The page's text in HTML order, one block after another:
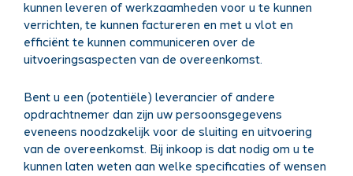
kunnen leveren of werkzaamheden voor u te kunnen
verrichten, te kunnen factureren en met u vlot en
efficiënt te kunnen communiceren over de
uitvoeringsaspecten van de overeenkomst.
Bent u een (potentiële) leverancier of andere
opdrachtnemer dan zijn uw persoonsgegevens
eveneens noodzakelijk voor de sluiting en uitvoering
van de overeenkomst. Bij inkoop is dat nodig om u te
kunnen laten weten aan welke specificaties of wensen